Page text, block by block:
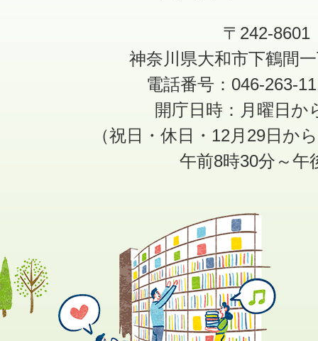
〒242-8601
神奈川県大和市下鶴間
電話番号：046-263-
開庁日時：月曜日か
（祝日・休日・12月29日か
午前8時30分～午